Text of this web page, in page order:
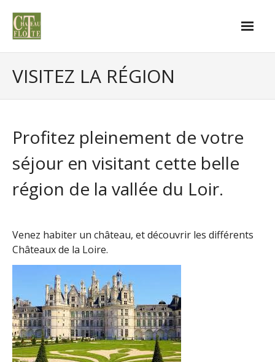
VISITEZ LA RÉGION
Profitez pleinement de votre
séjour en visitant cette belle
région de la vallée du Loir.
Venez habiter un château, et découvrir les différents
Châteaux de la Loire.